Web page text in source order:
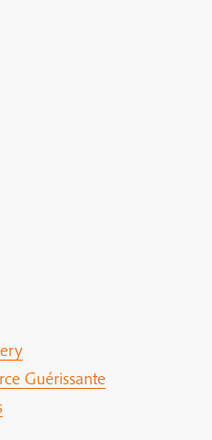
Guérissante